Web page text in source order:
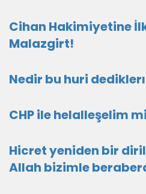
Cihan Hakimiyetine
Malazgirt!
Nedir bu huri
CHP ile helalleşelim
Hicret yeniden bir
Allah bizimle